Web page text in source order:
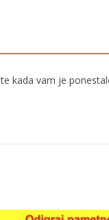
kada vam je